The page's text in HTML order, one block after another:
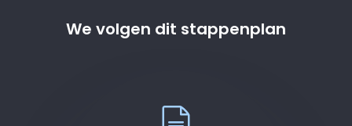
We volgen dit stappenplan